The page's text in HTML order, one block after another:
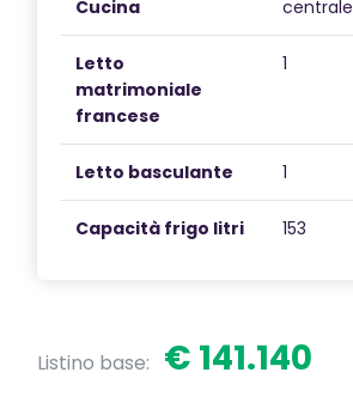
Cucina centrale
Letto
matrimoniale
francese
1
Letto basculante 1
Capacità frigo litri 153
Listino base: € 141.140